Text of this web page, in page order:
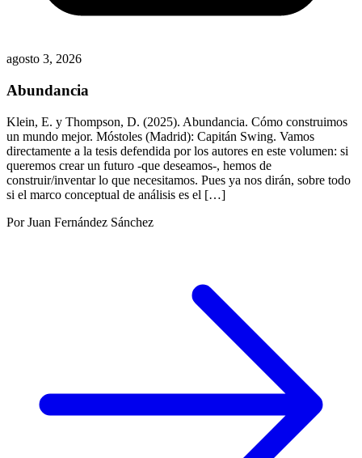
agosto 3, 2026
Abundancia
Klein, E. y Thompson, D. (2025). Abundancia. Cómo construimos
un mundo mejor. Móstoles (Madrid): Capitán Swing. Vamos
directamente a la tesis defendida por los autores en este volumen: si
queremos crear un futuro -que deseamos-, hemos de
construir/inventar lo que necesitamos. Pues ya nos dirán, sobre todo
si el marco conceptual de análisis es el […]
Por Juan Fernández Sánchez